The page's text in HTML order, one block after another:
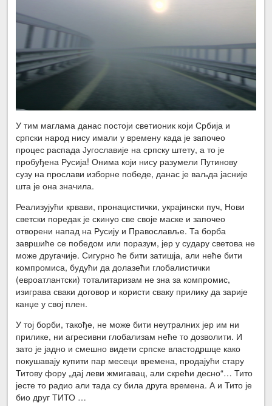
У тим маглама данас постоји светионик који Србија и
српски народ нису имали у времену када је започео
процес распада Југославије на српску штету, а то је
пробуђена Русија! Онима који нису разумели Путинову
сузу на прослави изборне победе, данас је ваљда јасније
шта је она значила.
Реализујући крвави, пронацистички, украјински пуч, Нови
светски поредак је скинуо све своје маске и започео
отворени напад на Русију и Православље. Та борба
завршиће се победом или поразум, јер у судару светова не
може другачије. Сигурно ће бити затишја, али неће бити
компромиса, будући да долазећи глобалистички
(евроатлантски) тоталитаризам не зна за компромис,
изиграва сваки договор и користи сваку прилику да зарије
канџе у свој плен.
У тој борби, такође, не може бити неутралних јер им ни
прилике, ни агресивни глобализам неће то дозволити. И
зато је јадно и смешно видети српске властодршце како
покушавају купити пар месеци времена, продајући стару
Титову фору „дај леви жмигавац, али скрећи десно“… Тито
јесте то радио али тада су била друга времена. А и Тито је
био друг ТИТО …